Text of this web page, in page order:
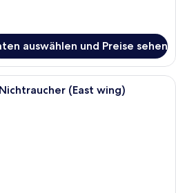
auswählen und Preise sehen
Ein modernes Hotelzimmer mit
(East wing)